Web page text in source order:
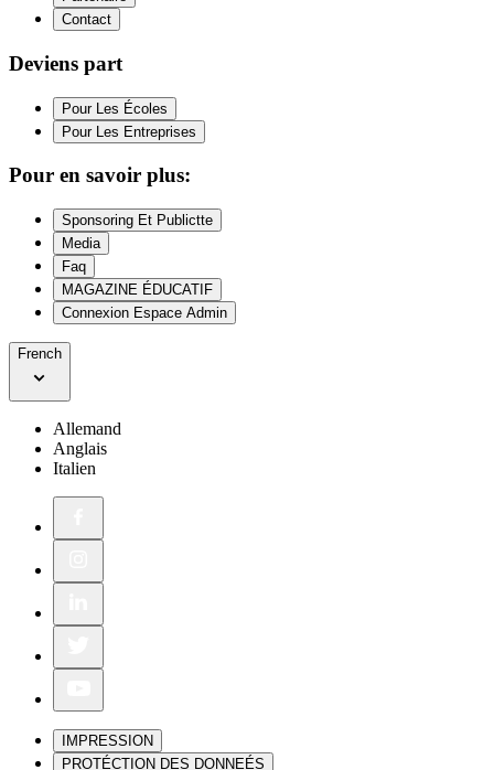
Contact
Deviens part
Pour Les Écoles
Pour Les Entreprises
Pour en savoir plus:
Sponsoring Et Publictte
Media
Faq
MAGAZINE ÉDUCATIF
Connexion Espace Admin
French
Allemand
Anglais
Italien
IMPRESSION
PROTÉCTION DES DONNEÉS